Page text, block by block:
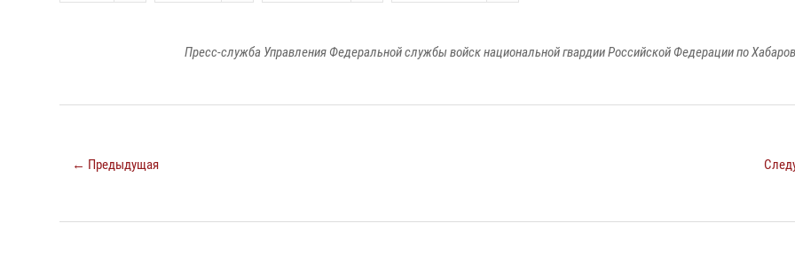
Пресс-служба Управления Федеральной службы войск национальной гвардии Российской Федерации по
← Предыдущая